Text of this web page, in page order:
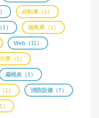
自転車（1）
） 福島県（1）
Web（11）
県（1）
扁桃炎（1）
1） 消防設備（7）